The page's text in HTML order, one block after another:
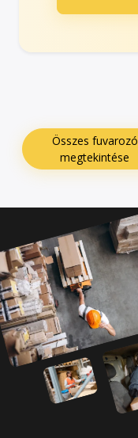
Összes fuvarozó
megtekintése